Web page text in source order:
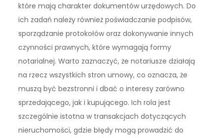
które mają charakter dokumentów urzędowych. Do
ich zadań należy również poświadczanie podpisów,
sporządzanie protokołów oraz dokonywanie innych
czynności prawnych, które wymagają formy
notarialnej. Warto zaznaczyć, że notariusze działają
na rzecz wszystkich stron umowy, co oznacza, że
muszą być bezstronni i dbać o interesy zarówno
sprzedającego, jak i kupującego. Ich rola jest
szczególnie istotna w transakcjach dotyczących
nieruchomości, gdzie błędy mogą prowadzić do